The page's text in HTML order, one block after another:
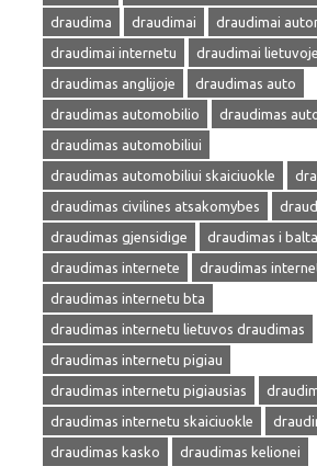
draudima
draudimai
draudimai
draudimai internetu
draudimai lietuvoje
draudimas anglijoje
draudimas auto
draudimas automobilio
draudimas
draudimas automobiliui
draudimas automobiliui skaiciuokle
draudimas civilines atsakomybes
draudimas gjensidige
draudimas i
draudimas internete
draudimas
draudimas internetu bta
draudimas internetu lietuvos draudimas
draudimas internetu pigiau
draudimas internetu pigiausias
draudimas internetu skaiciuokle
draudimas kasko
draudimas kelionei